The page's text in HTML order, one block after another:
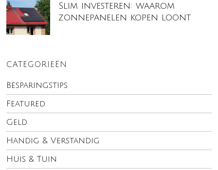
Slim investeren: waarom
zonnepanelen kopen loont
CATEGORIEËN
Besparingstips
Featured
Geld
Handig & Verstandig
Huis & Tuin